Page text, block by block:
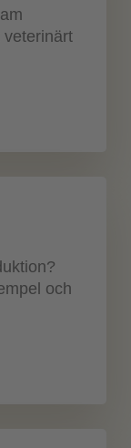
veterinärt
och